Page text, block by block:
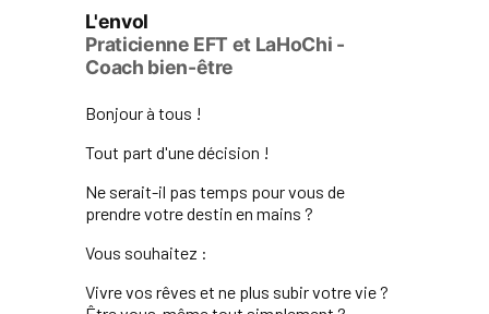
L'envol
Praticienne EFT et LaHoChi -
Coach bien-être
Bonjour à tous !
Tout part d'une décision !
Ne serait-il pas temps pour vous de
prendre votre destin en mains ?
Vous souhaitez :
Vivre vos rêves et ne plus subir votre vie ?